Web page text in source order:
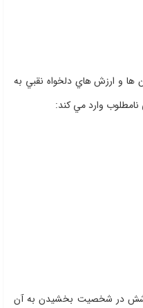
ها و ارزش هاي دلخواه نقبي به
وارد مي كند:
كوشش در شخصيت بخشيدن به آن